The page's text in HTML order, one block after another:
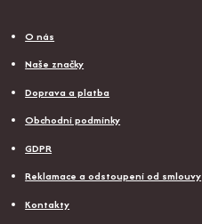
O nás
Naše značky
Doprava a platba
Obchodní podmínky
GDPR
Reklamace a odstoupení od smlouvy
Kontakty